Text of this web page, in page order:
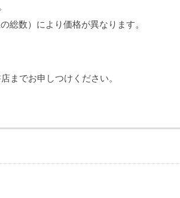
総数）により価格が異なります。
までお申しつけください。